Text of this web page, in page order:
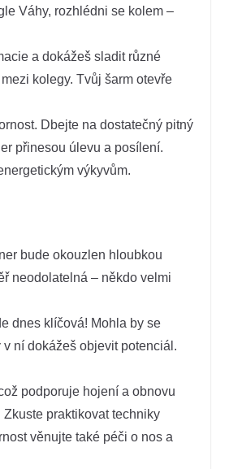
Váhy, rozhlédni se kolem –
a dokážeš sladit různé
kolegy. Tvůj šarm otevře
Dbejte na dostatečný pitný
přinesou úlevu a posílení.
výkyvům.
bude okouzlen hloubkou
neodolatelná – někdo velmi
dnes klíčová! Mohla by se
ní dokážeš objevit potenciál.
podporuje hojení a obnovu
praktikovat techniky
věnujte také péči o nos a